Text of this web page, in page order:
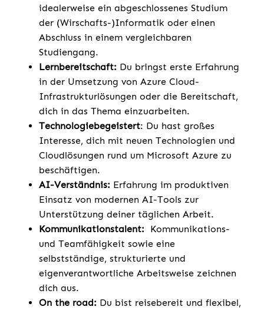
idealerweise ein abgeschlossenes Studium
der (Wirschafts-)Informatik oder einen
Abschluss in einem vergleichbaren
Studiengang.
Lernbereitschaft: Du bringst erste Erfahrung
in der Umsetzung von Azure Cloud-
Infrastrukturlösungen oder die Bereitschaft,
dich in das Thema einzuarbeiten.
Technologiebegeistert: Du hast großes
Interesse, dich mit neuen Technologien und
Cloudlösungen rund um Microsoft Azure zu
beschäftigen.
AI-Verständnis: Erfahrung im produktiven
Einsatz von modernen AI-Tools zur
Unterstützung deiner täglichen Arbeit.
Kommunikationstalent: Kommunikations-
und Teamfähigkeit sowie eine
selbstständige, strukturierte und
eigenverantwortliche Arbeitsweise zeichnen
dich aus.
On the road: Du bist reisebereit und flexibel,